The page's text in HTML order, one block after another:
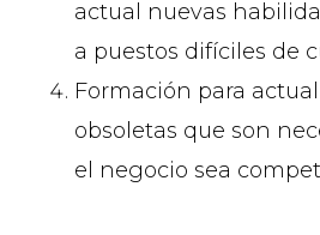
actual nuevas
a puestos difíciles de
Formación para
obsoletas que son
el negocio sea